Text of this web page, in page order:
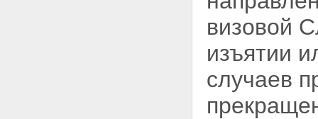
визовой
изъятии
случаев